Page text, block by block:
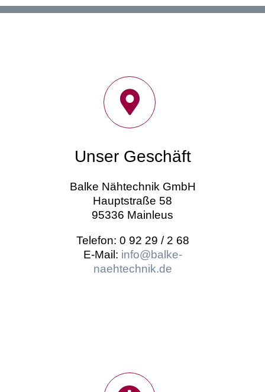
Unser Geschäft
Balke Nähtechnik GmbH
Hauptstraße 58
95336 Mainleus
Telefon: 0 92 29 / 2 68
E-Mail: info@balke-
naehtechnik.de